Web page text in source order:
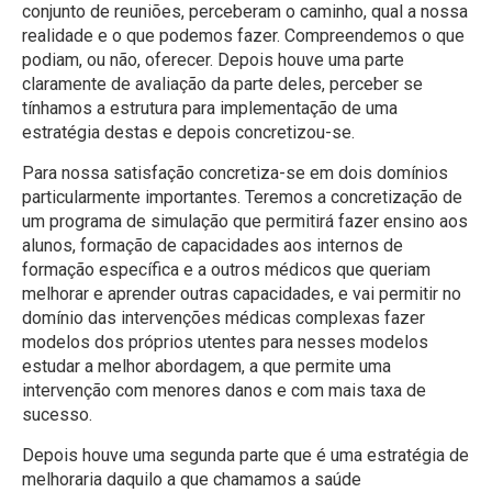
conjunto de reuniões, perceberam o caminho, qual a nossa
realidade e o que podemos fazer. Compreendemos o que
podiam, ou não, oferecer. Depois houve uma parte
claramente de avaliação da parte deles, perceber se
tínhamos a estrutura para implementação de uma
estratégia destas e depois concretizou-se.
Para nossa satisfação concretiza-se em dois domínios
particularmente importantes. Teremos a concretização de
um programa de simulação que permitirá fazer ensino aos
alunos, formação de capacidades aos internos de
formação específica e a outros médicos que queriam
melhorar e aprender outras capacidades, e vai permitir no
domínio das intervenções médicas complexas fazer
modelos dos próprios utentes para nesses modelos
estudar a melhor abordagem, a que permite uma
intervenção com menores danos e com mais taxa de
sucesso.
Depois houve uma segunda parte que é uma estratégia de
melhoraria daquilo a que chamamos a saúde